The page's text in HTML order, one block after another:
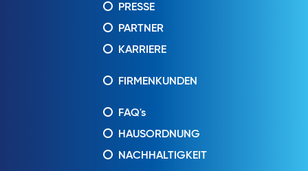
PRESSE
PARTNER
KARRIERE
FIRMENKUNDEN
FAQ's
HAUSORDNUNG
NACHHALTIGKEIT